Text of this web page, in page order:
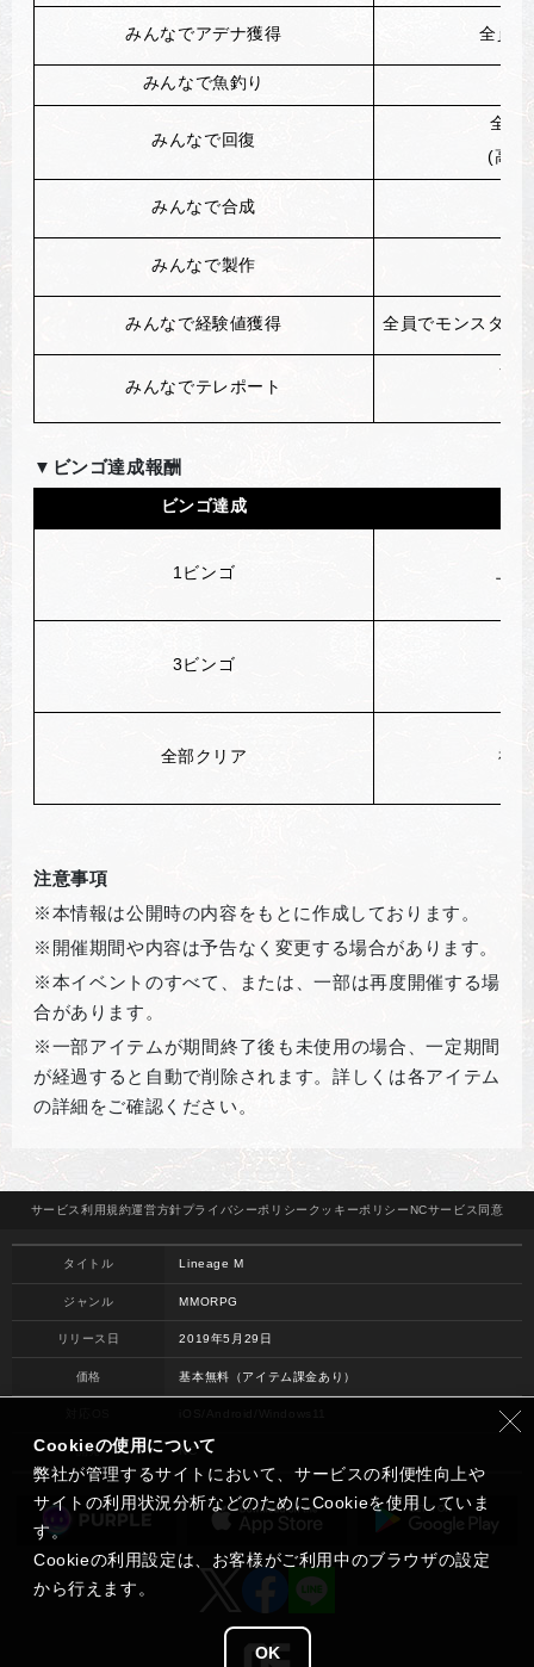
みんなでアデナ獲得 全員
みんなで魚釣り
みんなで回復
全員
(高級
みんなで合成
みんなで製作
みんなで経験値獲得 全員でモンスター
みんなでテレポート
全
▼ ビンゴ達成報酬
ビンゴ達成
1 ビンゴ
3ビンゴ
全部クリア 祝
注意事項
※本情報は公開時の内容をもとに作成しております。
※開催期間や内容は予告なく変更する場合があります。
※本イベントのすべて、または、一部は再度開催する場
合があります。
※一部アイテムが期間終了後も未使用の場合、一定期間
が経過すると自動で削除されます。詳しくは各アイテム
の詳細をご確認ください。
サービス 利用規約運営方針プライバシーポリシー クッキーポリシーNCサービス 同意
タイトル Lineage M
ジャンル MMORPG
リリース日 2019年5月29日
価格 基本無料（アイテム課金あり）
開発 NC
Cookieの使用について
弊社が管理するサイトにおいて、サービスの利便性向上や
サイトの利用状況分析などのためにCookieを使用していま
す。
Cookieの利用設定は、お客様がご利用中のブラウザの設定
から行えます。
OK